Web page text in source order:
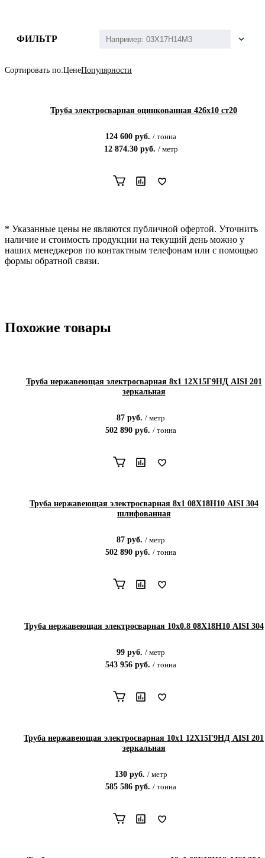
ФИЛЬТР
Сортировать по:ЦенеПопулярности
Труба электросварная оцинкованная 426х10 ст20
124 600 руб. / тонна
12 874.30руб. / метр
* Указанные цены не являются публичной офертой. Уточнить
наличие и стоимость продукции на текущий день можно у
наших менеджеров по контактным телефонам или с помощью
формы обратной связи.
Похожие товары
Труба нержавеющая электросварная 8х1 12Х15Г9НД AISI 201
зеркальная
87 руб. / метр
502 890 руб. / тонна
Труба нержавеющая электросварная 8х1 08Х18Н10 AISI 304
шлифованная
87 руб. / метр
502 890 руб. / тонна
Труба нержавеющая электросварная 10х0.8 08Х18Н10 AISI 304
99 руб. / метр
543 956 руб. / тонна
Труба нержавеющая электросварная 10х1 12Х15Г9НД AISI 201
зеркальная
130руб. / метр
585 586 руб. / тонна